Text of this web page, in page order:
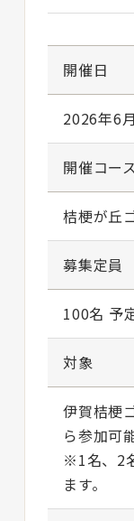
開催日
2026年6
開催コー
桔梗が丘
募集定員
100名 予
対象
伊賀桔梗
ら参加可能
※1名、2
ます。